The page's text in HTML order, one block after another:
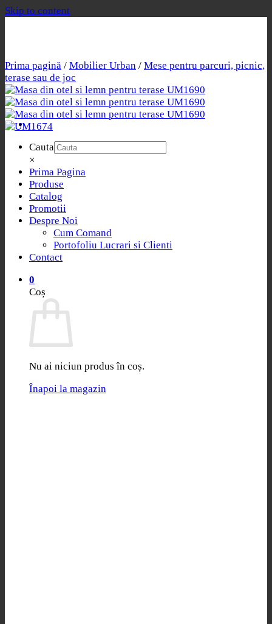
Skip to content
Cauta
×
Prima Pagina
Produse
Catalog
Promotii
Despre Noi
Cum Comand
Portofoliu Lucrari si Clienti
Contact
0
Coș
Nu ai niciun produs în coș.
Înapoi la magazin
Prima pagină / Mobilier Urban / Mese pentru parcuri, picnic,
terase sau de joc